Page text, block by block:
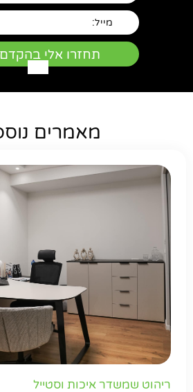
מאמרים
ריהוט שמשדר איכות וסטייל